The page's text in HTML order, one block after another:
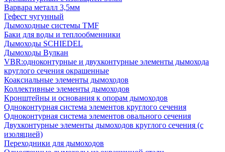
Варвара металл 3,5мм
Гефест чугунный
Дымоходные системы TMF
Баки для воды и теплообменники
Дымоходы SCHIEDEL
Дымоходы Вулкан
VBR:одноконтурные и двухконтурные элементы дымохода
круглого сечения окрашенные
Коаксиальные элементы дымоходов
Коллективные элементы дымоходов
Кронштейны и основания к опорам дымоходов
Одноконтурная система элементов круглого сечения
Одноконтурная система элементов овального сечения
Двухконтурные элементы дымоходов круглого сечения (с
изоляцией)
Переходники для дымоходов